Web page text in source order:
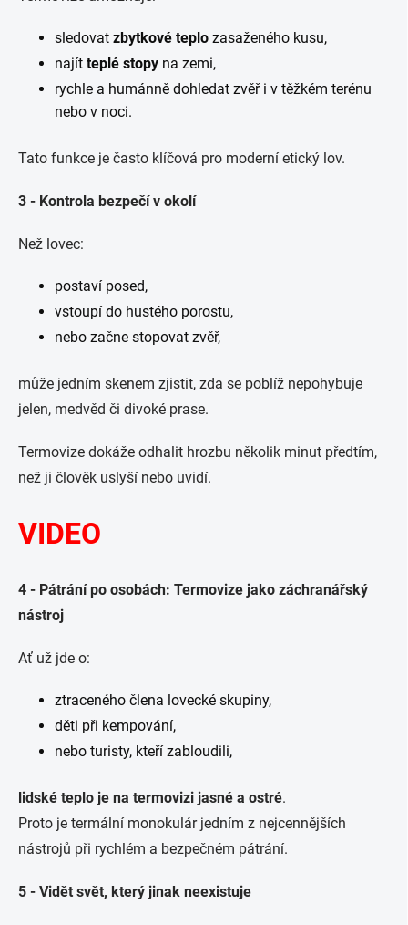
sledovat zbytkové teplo zasaženého kusu,
najít teplé stopy na zemi,
rychle a humánně dohledat zvěř i v těžkém terénu
nebo v noci.
Tato funkce je často klíčová pro moderní etický lov.
3 - Kontrola bezpečí v okolí
Než lovec:
postaví posed,
vstoupí do hustého porostu,
nebo začne stopovat zvěř,
může jedním skenem zjistit, zda se poblíž nepohybuje
jelen, medvěd či divoké prase.
Termovize dokáže odhalit hrozbu několik minut předtím,
než ji člověk uslyší nebo uvidí.
VIDEO
4 - Pátrání po osobách: Termovize jako záchranářský
nástroj
Ať už jde o:
ztraceného člena lovecké skupiny,
děti při kempování,
nebo turisty, kteří zabloudili,
lidské teplo je na termovizi jasné a ostré.
Proto je termální monokulár jedním z nejcennějších
nástrojů při rychlém a bezpečném pátrání.
5 - Vidět svět, který jinak neexistuje